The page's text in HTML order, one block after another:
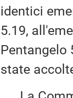
identici
5.19,
Pentangelo
state